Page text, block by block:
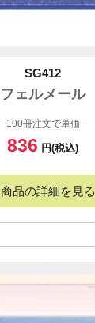
SG412
フェルメール
100冊注文で単価
836 円(税込)
商品の詳細を見る